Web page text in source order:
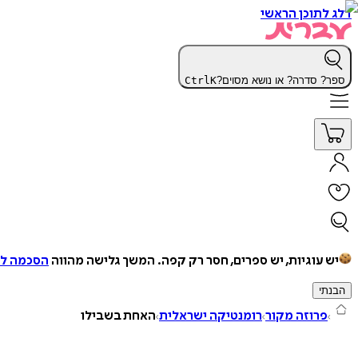
דלג לתוכן הראשי
ספר? סדרה? או נושא מסוים? CtrlK
יש עוגיות, יש ספרים, חסר רק קפה. המשך גלישה מהווה הסכמה
הבנתי
פרוזה מקור רומנטיקה ישראלית האחת בשבילו